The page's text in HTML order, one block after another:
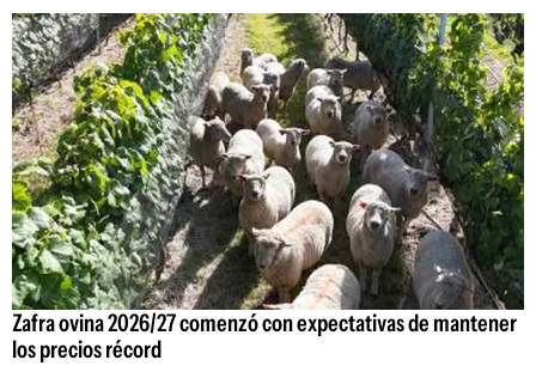
Zafra ovina 2026/27 comenzó con expectativas de mantener
los precios récord